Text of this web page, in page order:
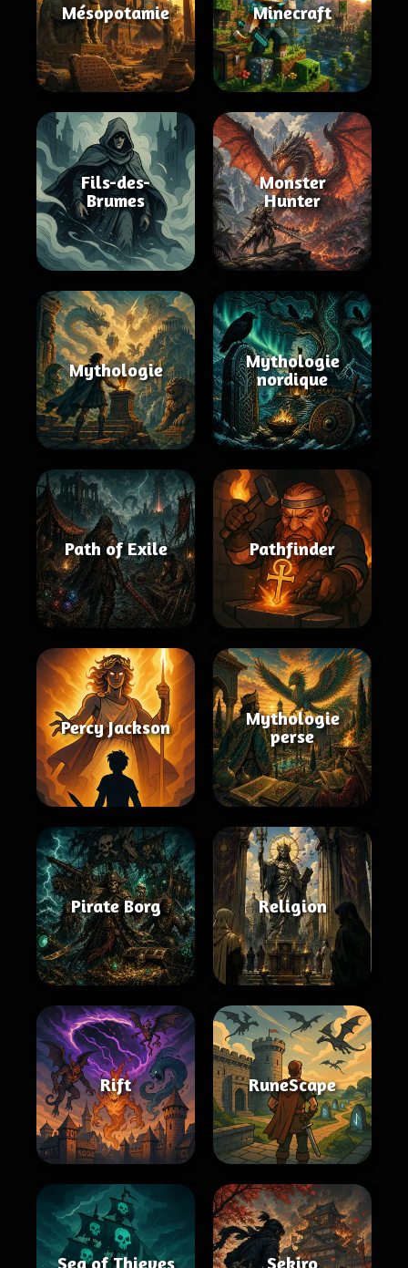
Mésopotamie Minecraft
Fils-des-
Brumes
Monster
Hunter
Mythologie
Mythologie
nordique
Path of Exile Pathfinder
Percy Jackson
Mythologie
perse
Pirate Borg Religion
Rift RuneScape
Sea of Thieves Sekiro